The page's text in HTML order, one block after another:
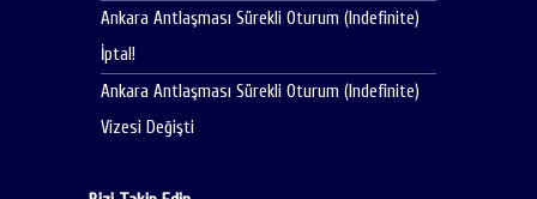
Ankara Antlaşması Sürekli Oturum (Indefinite)
İptal!
Ankara Antlaşması Sürekli Oturum (Indefinite)
Vizesi Değişti